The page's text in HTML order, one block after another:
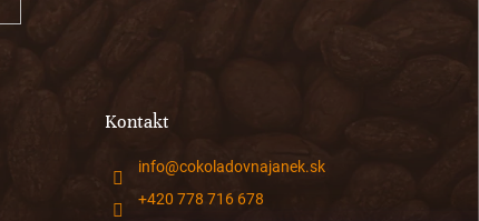
Kontakt
info@cokoladovnajanek.sk
+420 778 716 678